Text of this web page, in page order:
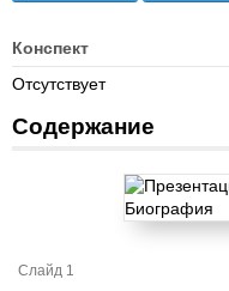
Конспект
Отсутствует
Содержание
Слайд 1